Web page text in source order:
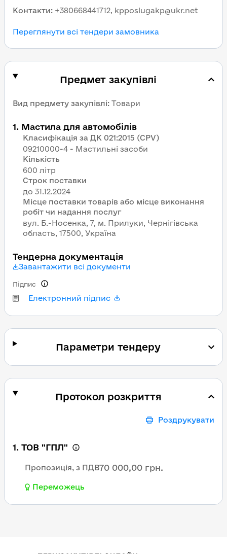
Контакти: +380668441712, kpposlugakp@ukr.net
Переглянути всі тендери замовника
Предмет закупівлі
Вид предмету закупівлі: Товари
1. Мастила для автомобілів
Класифікація за ДК 021:2015 (CPV)
09210000-4 - Мастильні засоби
Кількість
600 літр
Строк поставки
Місце поставки товарів або місце виконання
робіт чи надання послуг
вул. Б.-Носенка, 7, м. Прилуки, Чернігівська
область, 17500, Україна
Тендерна документація
Завантажити всі документи
Електронний підпис
Підпис
Параметри тендеру
Протокол розкриття
Роздрукувати
1. ТОВ "ГПЛ"
Пропозиція, з ПДВ70 000,00 грн.
Переможець